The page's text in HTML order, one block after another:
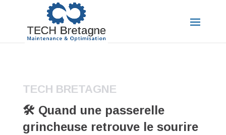
TECH BRETAGNE
🛠️ Quand une passerelle
grincheuse retrouve le sourire